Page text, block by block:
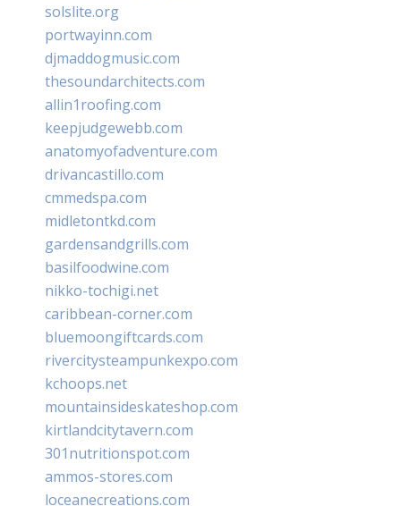
solslite.org
portwayinn.com
djmaddogmusic.com
thesoundarchitects.com
allin1roofing.com
keepjudgewebb.com
anatomyofadventure.com
drivancastillo.com
cmmedspa.com
midletontkd.com
gardensandgrills.com
basilfoodwine.com
nikko-tochigi.net
caribbean-corner.com
bluemoongiftcards.com
rivercitysteampunkexpo.com
kchoops.net
mountainsideskateshop.com
kirtlandcitytavern.com
301nutritionspot.com
ammos-stores.com
loceanecreations.com